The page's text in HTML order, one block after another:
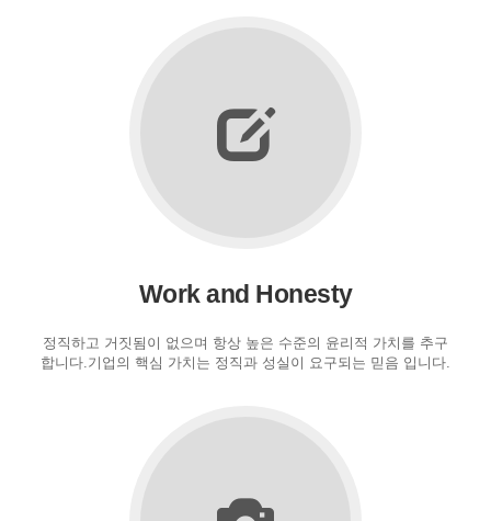
Work and Honesty
정직하고 거짓됨이 없으며 항상 높은 수준의 윤리적 가치를 추구
합니다.기업의 핵심 가치는 정직과 성실이 요구되는 믿음 입니다.